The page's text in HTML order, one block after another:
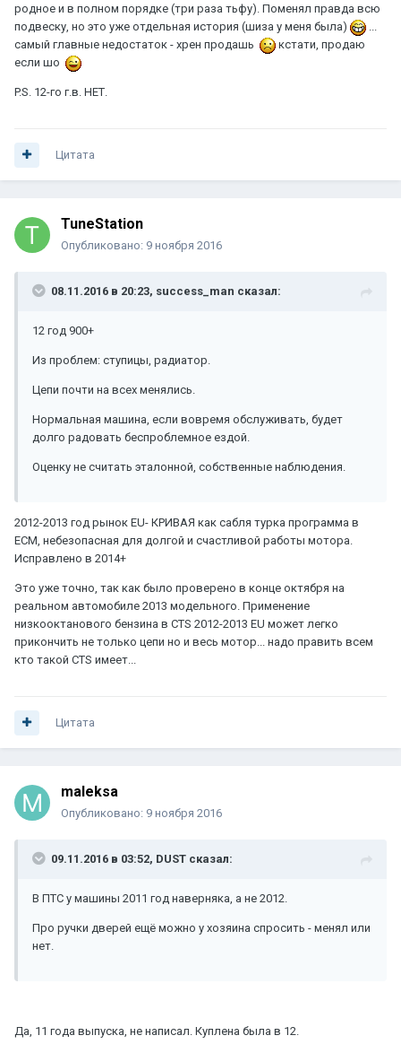
родное и в полном порядке (три раза тьфу). Поменял правда всю
подвеску, но это уже отдельная история (шиза у меня была)
...
самый главные недостаток - хрен продашь
кстати, продаю
если шо
P.S. 12-го г.в. НЕТ.
Цитата
TuneStation
Опубликовано: 9 ноября 2016
08.11.2016 в 20:23, success_man сказал:
12 год 900+
Из проблем: ступицы, радиатор.
Цепи почти на всех менялись.
Нормальная машина, если вовремя обслуживать, будет
долго радовать беспроблемное ездой.
Оценку не считать эталонной, собственные наблюдения.
2012-2013 год рынок EU- КРИВАЯ как сабля турка программа в
ECM, небезопасная для долгой и счастливой работы мотора.
Исправлено в 2014+
Это уже точно, так как было проверено в конце октября на
реальном автомобиле 2013 модельного. Применение
низкооктанового бензина в CTS 2012-2013 EU может легко
прикончить не только цепи но и весь мотор... надо править всем
кто такой CTS имеет...
Цитата
maleksa
Опубликовано: 9 ноября 2016
09.11.2016 в 03:52, DUST сказал:
В ПТС у машины 2011 год наверняка, а не 2012.
Про ручки дверей ещё можно у хозяина спросить - менял или
нет.
Да, 11 года выпуска, не написал. Куплена была в 12.